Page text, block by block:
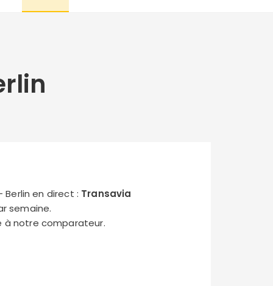
Berlin en direct : Transavia
semaine.
à notre comparateur.